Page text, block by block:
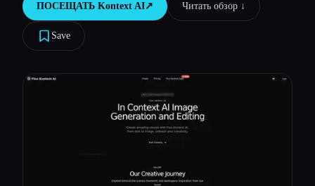
Блог
ПОСЕЩАТЬ Kontext AI↗︎ Читать обзор ↓︎
Save